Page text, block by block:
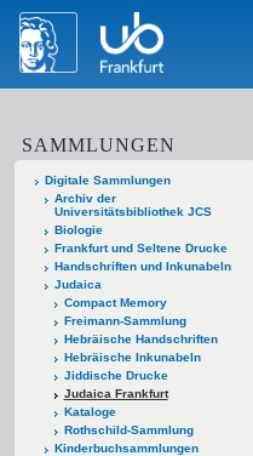
SAMMLUNGEN
Digitale Sammlungen
Archiv der
Universitätsbibliothek JCS
Biologie
Frankfurt und Seltene Drucke
Handschriften und Inkunabeln
Judaica
Compact Memory
Freimann-Sammlung
Hebräische Handschriften
Hebräische Inkunabeln
Jiddische Drucke
Judaica Frankfurt
Kataloge
Rothschild-Sammlung
Kinderbuchsammlungen